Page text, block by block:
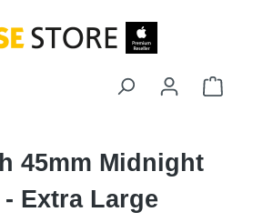
45mm Midnight
Extra Large